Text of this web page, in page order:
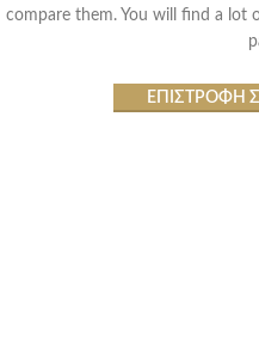
compare them. You will find a lot
ΕΠΙΣΤΡΟΦΉ